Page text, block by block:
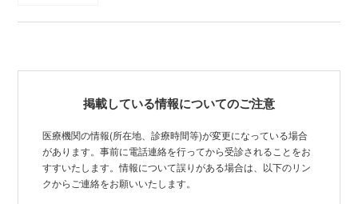
掲載している情報についてのご注意
医療機関の情報(所在地、診療時間等)が変更になっている場合
があります。事前に電話連絡を行ってから受診されることをお
すすいたします。情報について誤りがある場合は、以下のリン
クからご連絡をお願いいたします。